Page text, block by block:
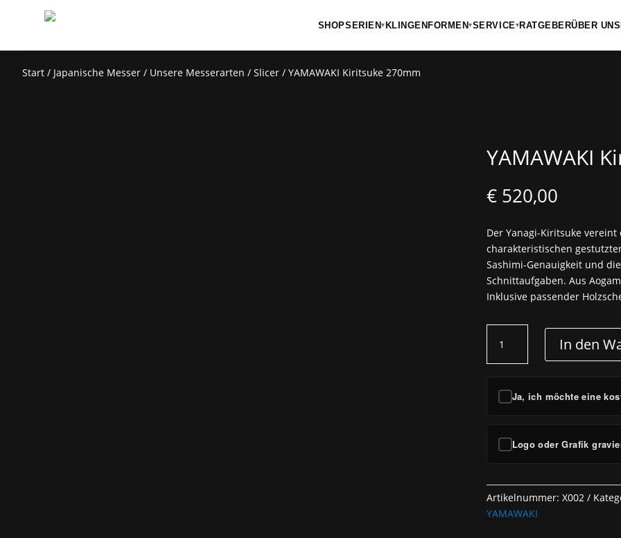
SHOPSERIEN▾KLINGENFORMEN▾SERVICE ▾RATGEBERÜBER UNS
Start / Japanische Messer / Unsere Messerarten / Slicer / YAMAWAKI Kiritsuke 270mm
YAMAWAKI
€520,00
Der Yanagi-Kiritsuke
charakteristischen
Sashimi-Genauigkeit und
Schnittaufgaben. Aus
Inklusive passender
Kiritsuke
270mm
In den
Ja, ich möchte eine
Logo oder Grafik
Artikelnummer: X002
YAMAWAKI